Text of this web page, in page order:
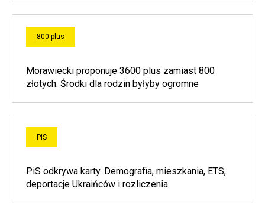
800 plus
Morawiecki proponuje 3600 plus zamiast 800
złotych. Środki dla rodzin byłyby ogromne
PiS
PiS odkrywa karty. Demografia, mieszkania, ETS,
deportacje Ukraińców i rozliczenia